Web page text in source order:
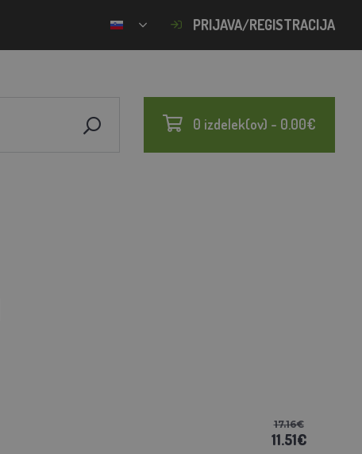
PRIJAVA/REGISTRACIJA
0 izdelek(ov) - 0.00€
17.16€
11.51€